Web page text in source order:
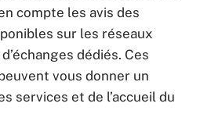
compte les avis des
sur les réseaux
dédiés. Ces
vous donner un
services et de l’accueil du